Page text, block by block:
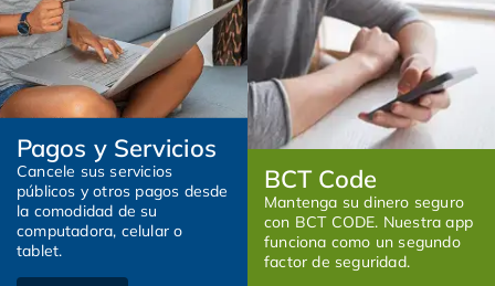
Pagos y Servicios
Cancele sus servicios
públicos y otros pagos desde
la comodidad de su
computadora, celular o
tablet.
BCT Code
Mantenga su dinero seguro
con BCT CODE. Nuestra app
funciona como un segundo
factor de seguridad.